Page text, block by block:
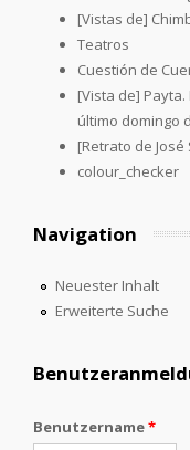
[Vistas de]
Teatros
Cuestión de
[Vista de]
último domingo
[Retrato de
colour_checker
Navigation
Neuester Inhalt
Erweiterte Suche
Benutzername*